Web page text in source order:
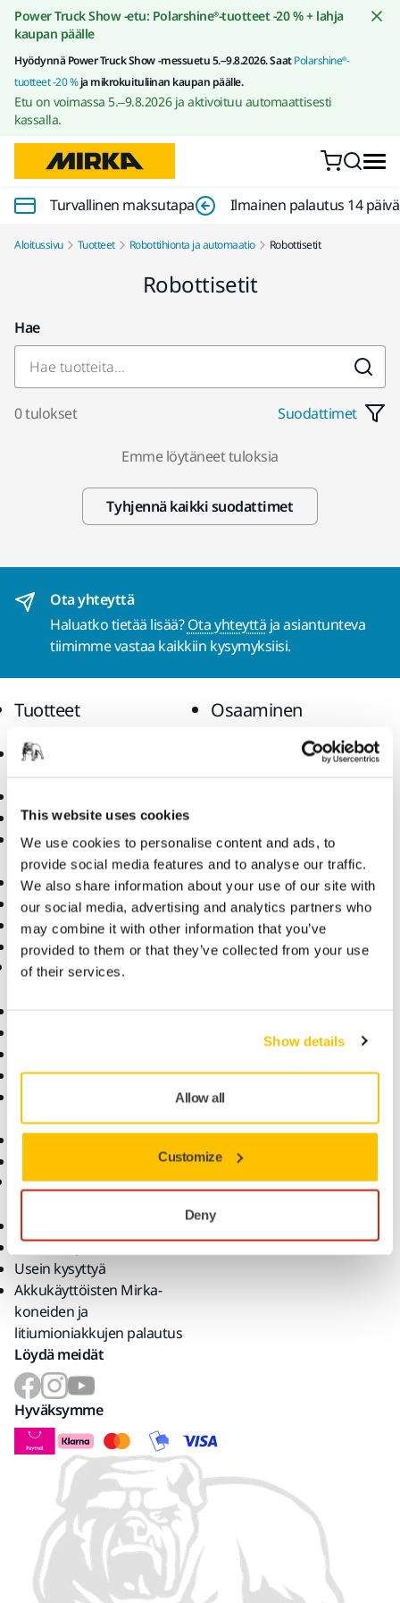
This website uses cookies
We use cookies to personalise content and ads, to
provide social media features and to analyse our traffic.
We also share information about your use of our site with
our social media, advertising and analytics partners who
may combine it with other information that you’ve
provided to them or that they’ve collected from your use
of their services.
Show details
Allow all
Customize
Deny
Siirry sisältöön
Power Truck Show -etu: Polarshine®-tuotteet -20 % + lahja
kaupan päälle
Hyödynnä Power Truck Show -messuetu 5.–9.8.2026. SaatPolarshine®-
tuotteet -20 %ja mikrokuituliinan kaupan päälle.
Etu on voimassa 5.–9.8.2026 ja aktivoituu automaattisesti
kassalla.
Turvallinen maksutapa Ilmainen palautus 14
Aloitussivu Tuotteet Robottihionta ja automaatio Robottisetit
Robottisetit
Hae
0 tulokset Suodattimet
Emme löytäneet tuloksia
Tyhjennä kaikki suodattimet
Ota yhteyttä
Haluatko tietää lisää?Ota yhteyttä ja asiantunteva
tiimimme vastaa kaikkiin kysymyksiisi.
Tuotteet
Hiomatuotteet ja
Pölytön hionta
Robottihionta ja
automaatio
Tarvikkeet ja oheistuotteet
Timantti- ja CBN-tuotteet
Huippumerkit
Kaikki tuotteet
Osaaminen
Tuki
myMirka-sovellus
huoltosopimus
Takuuehdot
Tietoa meistä
Uutiskirje
Ura
Medialle
Yhteistyökumppaneille
Verkkokauppa
Tuotteen palauttaminen
Usein kysyttyä
Akkukäyttöisten Mirka-
koneiden ja
litiumioniakkujen palautus
Löydä meidät
Hyväksymme